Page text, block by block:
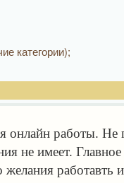
категории);
работы. Не
не имеет.
работавть